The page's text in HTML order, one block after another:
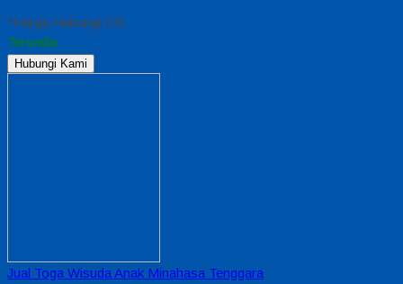
*Harga Hubungi CS
Tersedia
Hubungi Kami
Jual Toga Wisuda Anak Minahasa Tenggara